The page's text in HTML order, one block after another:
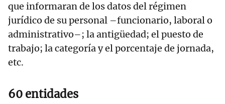
que informaran de los datos del régimen
jurídico de su personal –funcionario, laboral o
administrativo–; la antigüedad; el puesto de
trabajo; la categoría y el porcentaje de jornada,
etc.
60 entidades